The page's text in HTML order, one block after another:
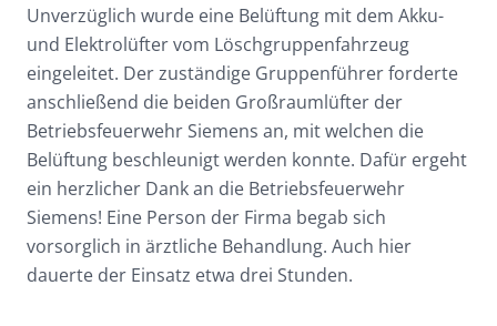
Unverzüglich wurde eine Belüftung mit dem Akku-
und Elektrolüfter vom Löschgruppenfahrzeug
eingeleitet. Der zuständige Gruppenführer forderte
anschließend die beiden Großraumlüfter der
Betriebsfeuerwehr Siemens an, mit welchen die
Belüftung beschleunigt werden konnte. Dafür ergeht
ein herzlicher Dank an die Betriebsfeuerwehr
Siemens! Eine Person der Firma begab sich
vorsorglich in ärztliche Behandlung. Auch hier
dauerte der Einsatz etwa drei Stunden.